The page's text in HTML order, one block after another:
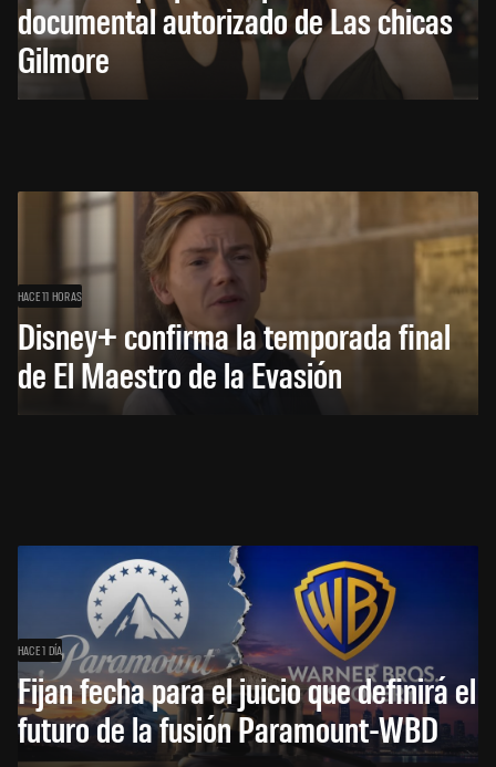
documental autorizado de Las chicas
Gilmore
HACE 11 HORAS
Disney+ confirma la temporada final
de El Maestro de la Evasión
HACE 1 DÍA
Fijan fecha para el juicio que definirá el
futuro de la fusión Paramount-WBD